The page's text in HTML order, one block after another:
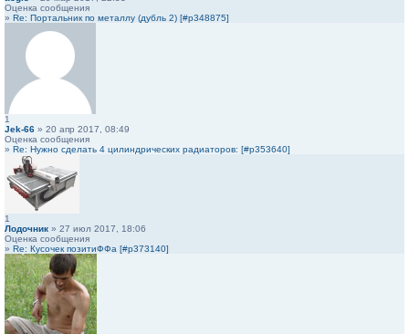
Оценка сообщения
» Re: Портальник по металлу (дубль 2) [#p348875]
1
Jek-66 » 20 апр 2017, 08:49
Оценка сообщения
» Re: Нужно сделать 4 цилиндрических радиаторов: [#p353640]
1
Лодочник » 27 июл 2017, 18:06
Оценка сообщения
» Re: Кусочек позитиФФа [#p373140]